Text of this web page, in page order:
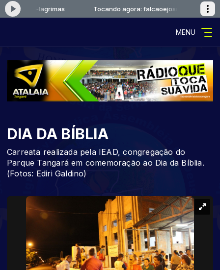
lagrimas Tocando agora: falcaoejosue-lagrimas
MENU
DIA DA BÍBLIA
Carreata realizada pela IEAD, congregação do
Parque Tangará em comemoração ao Dia da Bíblia.
(Fotos: Ediri Galdino)